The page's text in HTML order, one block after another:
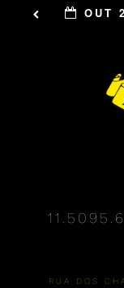
OUT
RUA DOS